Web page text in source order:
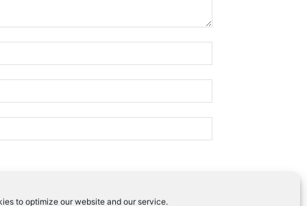
to optimize our website and our service.